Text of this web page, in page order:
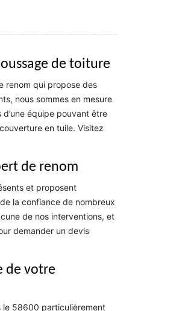
de toiture
renom qui propose des
nous sommes en mesure
équipe pouvant être
en tuile. Visitez
de renom
et proposent
la confiance de nombreux
de nos interventions, et
demander un devis
de votre
le 58600 particulièrement